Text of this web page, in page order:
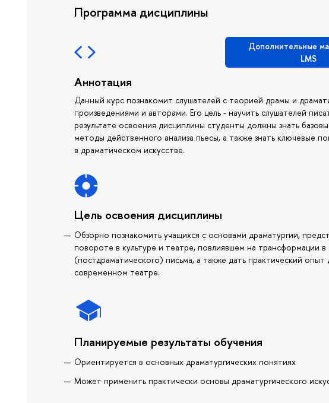
Программа дисциплины
Дополнительные
LMS
Аннотация
Данный курс познакомит слушателей с теорией драмы и
произведениями и авторами. Его цель - научить слушателей
результате освоения дисциплины студенты должны знать
методы действенного анализа пьесы, а также знать ключевые
в драматическом искусстве.
Цель освоения дисциплины
Обзорно познакомить учащихся с основами драматургии,
повороте в культуре и театре, повлиявшем на трансформации в
(постдраматического) письма, а также дать практический
современном театре.
Планируемые результаты обучения
Ориентируется в основных драматургических понятиях
Может применить практически основы драматургического